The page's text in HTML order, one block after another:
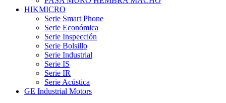
HIKMICRO
Serie Smart Phone
Serie Económica
Serie Inspección
Serie Bolsillo
Serie Industrial
Serie IS
Serie IR
Serie Acústica
GE Industrial Motors